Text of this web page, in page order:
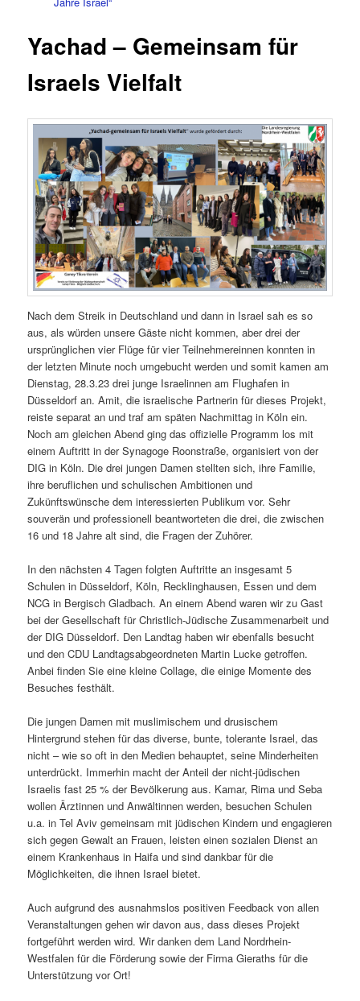
Yachad – Gemeinsam für
Israels Vielfalt
Nach dem Streik in Deutschland und dann in Israel sah es so
aus, als würden unsere Gäste nicht kommen, aber drei der
ursprünglichen vier Flüge für vier Teilnehmereinnen konnten in
der letzten Minute noch umgebucht werden und somit kamen am
Dienstag, 28.3.23 drei junge Israelinnen am Flughafen in
Düsseldorf an. Amit, die israelische Partnerin für dieses Projekt,
reiste separat an und traf am späten Nachmittag in Köln ein.
Noch am gleichen Abend ging das offizielle Programm los mit
einem Auftritt in der Synagoge Roonstraße, organisiert von der
DIG in Köln. Die drei jungen Damen stellten sich, ihre Familie,
ihre beruflichen und schulischen Ambitionen und
Zukünftswünsche dem interessierten Publikum vor. Sehr
souverän und professionell beantworteten die drei, die zwischen
16 und 18 Jahre alt sind, die Fragen der Zuhörer.
In den nächsten 4 Tagen folgten Auftritte an insgesamt 5
Schulen in Düsseldorf, Köln, Recklinghausen, Essen und dem
NCG in Bergisch Gladbach. An einem Abend waren wir zu Gast
bei der Gesellschaft für Christlich-Jüdische Zusammenarbeit und
der DIG Düsseldorf. Den Landtag haben wir ebenfalls besucht
und den CDU Landtagsabgeordneten Martin Lucke getroffen.
Anbei finden Sie eine kleine Collage, die einige Momente des
Besuches festhält.
Die jungen Damen mit muslimischem und drusischem
Hintergrund stehen für das diverse, bunte, tolerante Israel, das
nicht – wie so oft in den Medien behauptet, seine Minderheiten
unterdrückt. Immerhin macht der Anteil der nicht-jüdischen
Israelis fast 25 % der Bevölkerung aus. Kamar, Rima und Seba
wollen Ärztinnen und Anwältinnen werden, besuchen Schulen
u.a. in Tel Aviv gemeinsam mit jüdischen Kindern und engagieren
sich gegen Gewalt an Frauen, leisten einen sozialen Dienst an
einem Krankenhaus in Haifa und sind dankbar für die
Möglichkeiten, die ihnen Israel bietet.
Auch aufgrund des ausnahmslos positiven Feedback von allen
Veranstaltungen gehen wir davon aus, dass dieses Projekt
fortgeführt werden wird. Wir danken dem Land Nordrhein-
Westfalen für die Förderung sowie der Firma Gieraths für die
Unterstützung vor Ort!